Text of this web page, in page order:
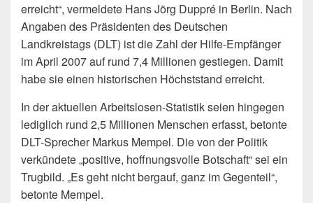
erreicht“, vermeldete Hans Jörg Duppré in Berlin. Nach
Angaben des Präsidenten des Deutschen
Landkreistags (DLT) ist die Zahl der Hilfe-Empfänger
im April 2007 auf rund 7,4 Millionen gestiegen. Damit
habe sie einen historischen Höchststand erreicht.
In der aktuellen Arbeitslosen-Statistik seien hingegen
lediglich rund 2,5 Millionen Menschen erfasst, betonte
DLT-Sprecher Markus Mempel. Die von der Politik
verkündete „positive, hoffnungsvolle Botschaft“ sei ein
Trugbild. „Es geht nicht bergauf, ganz im Gegenteil“,
betonte Mempel.